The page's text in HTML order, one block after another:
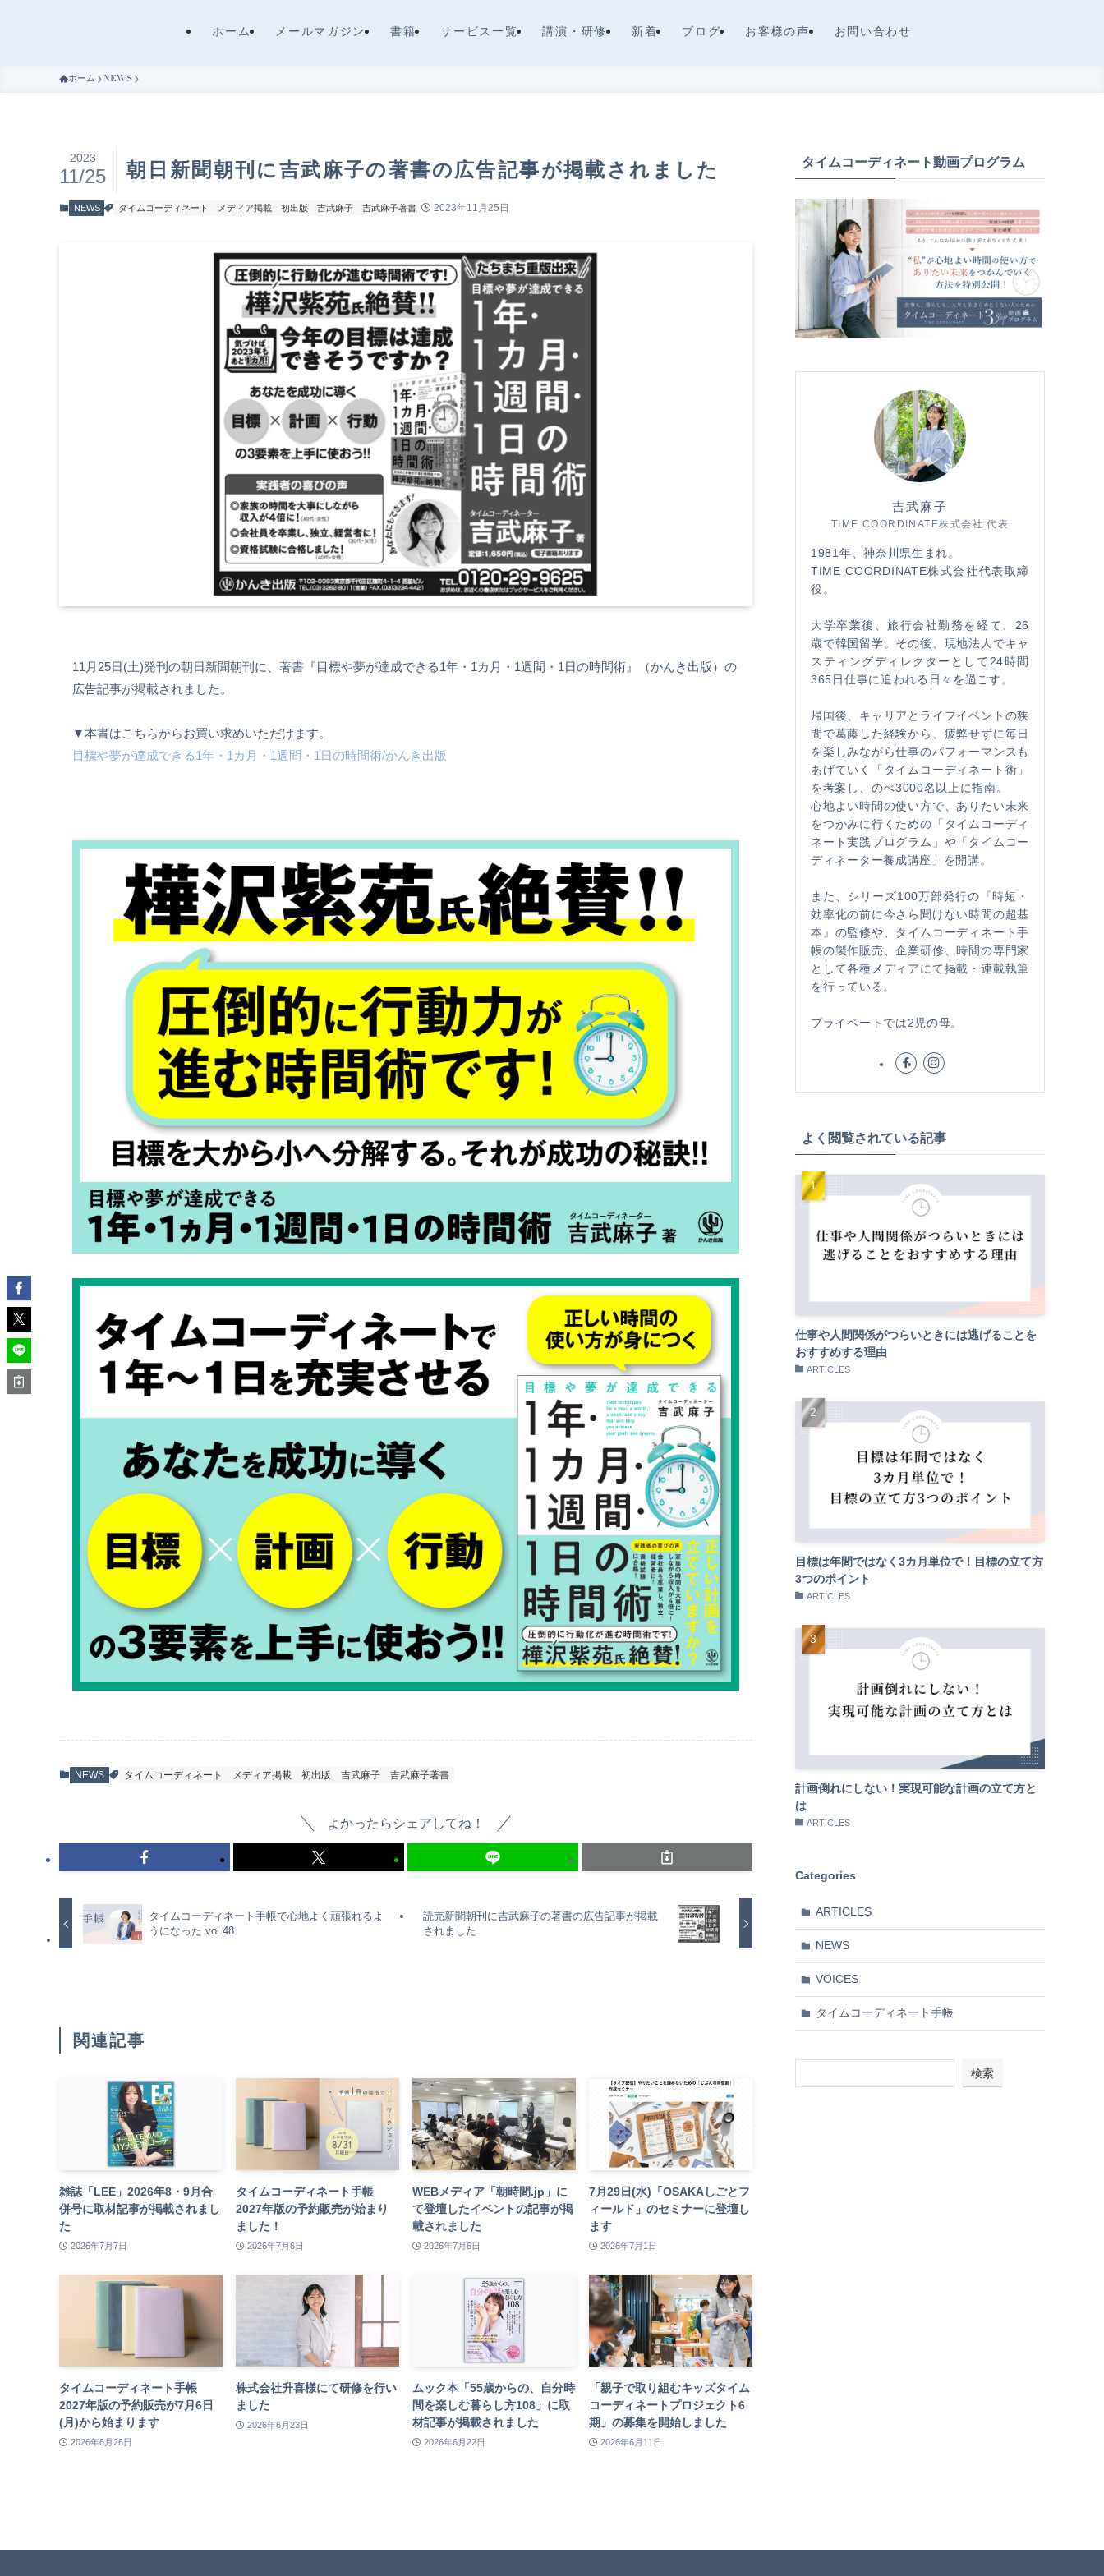
ホーム メールマガジン 書籍 サービス一覧 講演・研修 新着 ブログ お客様の声 お問い合わせ
ホーム NEWS
朝日新聞朝刊に吉武麻子の著書の広告記事が掲載されました
2023
11/25
NEWS タイムコーディネート メディア掲載 初出版 吉武麻子 吉武麻子著書 2023年11月25日
11月25日(土)発刊の朝日新聞朝刊に、著書『目標や夢が達成できる1年・1カ月・1週間・1日の時間術』（かんき出版）の
広告記事が掲載されました。
▼本書はこちらからお買い求めいただけます。
目標や夢が達成できる1年・1カ月・1週間・1日の時間術/かんき出版
NEWS タイムコーディネート メディア掲載 初出版 吉武麻子 吉武麻子著書
よかったらシェアしてね！
タイムコーディネート手帳で心地よく頑張れるよ
うになった vol.48
読売新聞朝刊に吉武麻子の著書の広告記事が掲載
されました
関連記事
雑誌「LEE」2026年8・9月合
併号に取材記事が掲載されまし
た
2026年7月7日
タイムコーディネート手帳
2027年版の予約販売が始まり
ました！
2026年7月6日
WEBメディア「朝時間.jp」に
て登壇したイベントの記事が掲
載されました
2026年7月6日
7月29日(水)「OSAKAしごとフ
ィールド」のセミナーに登壇し
ます
2026年7月1日
タイムコーディネート手帳
2027年版の予約販売が7月6日
(月)から始まります
2026年6月26日
株式会社升喜様にて研修を行い
ました
2026年6月23日
ムック本「55歳からの、自分時
間を楽しむ暮らし方108」に取
材記事が掲載されました
2026年6月22日
「親子で取り組むキッズタイム
コーディネートプロジェクト6
期」の募集を開始しました
2026年6月11日
タイムコーディネート動画プログラム
吉武麻子
TIME COORDINATE株式会社 代表
1981年、神奈川県生まれ。
TIME COORDINATE株式会社代表取締
役。
大学卒業後、旅行会社勤務を経て、26
歳で韓国留学。その後、現地法人でキャ
スティングディレクターとして24時間
365日仕事に追われる日々を過ごす。
帰国後、キャリアとライフイベントの狭
間で葛藤した経験から、疲弊せずに毎日
を楽しみながら仕事のパフォーマンスも
あげていく「タイムコーディネート術」
を考案し、のべ3000名以上に指南。
心地よい時間の使い方で、ありたい未来
をつかみに行くための「タイムコーディ
ネート実践プログラム」や「タイムコー
ディネーター養成講座」を開講。
また、シリーズ100万部発行の『時短・
効率化の前に今さら聞けない時間の超基
本』の監修や、タイムコーディネート手
帳の製作販売、企業研修、時間の専門家
として各種メディアにて掲載・連載執筆
を行っている。
プライベートでは2児の母。
よく閲覧されている記事
仕事や人間関係がつらいときには逃げることを
おすすめする理由
ARTICLES
目標は年間ではなく3カ月単位で！目標の立て方
3つのポイント
ARTICLES
計画倒れにしない！実現可能な計画の立て方と
は
ARTICLES
Categories
ARTICLES
NEWS
VOICES
タイムコーディネート手帳
検索